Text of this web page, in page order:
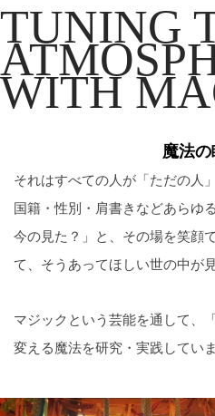
TUNING
WITH
魔法の
それはすべての人が「ただの人
国籍・性別・肩書きなどあらゆ
今の見た？」と、その場を笑顔
て、そうあってほしい世の中が
マジックという芸能を通して、
変える魔法を研究・実践していま